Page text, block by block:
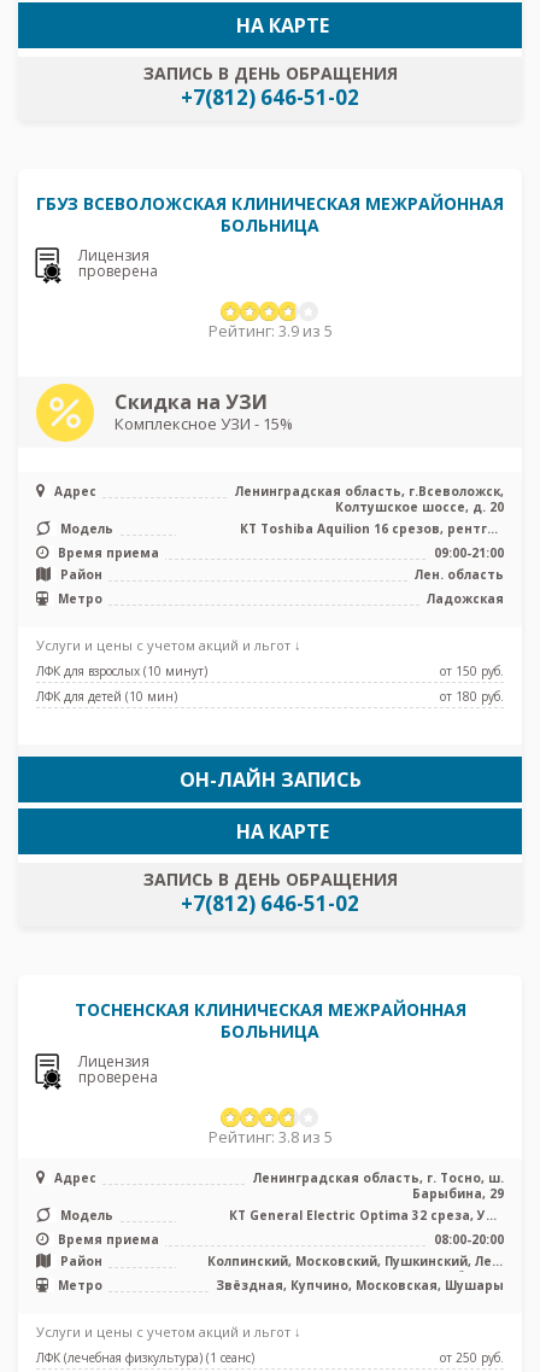
ЗАПИСЬ В ДЕНЬ ОБРАЩЕНИЯ
+7(812) 646-51-02
НА КАРТЕ
ГБУЗ ВСЕВОЛОЖСКАЯ КЛИНИЧЕСКАЯ МЕЖРАЙОННАЯ
БОЛЬНИЦА
Лицензия
проверена
Рейтинг: 3.9 из 5
Скидка на УЗИ
Комплексное УЗИ - 15%
Адрес
Ленинградская область, г.Всеволожск,
Колтушское шоссе, д. 20
Модель
КТ Toshiba Aquilion 16 срезов, рентген
аппарат
Время приема
09:00-21:00
Район
Лен. область
Метро
Ладожская
Услуги и цены с учетом акций и льгот ↓
ЛФК для взрослых (10 минут)
от 150 pуб.
ЛФК для детей (10 мин)
от 180 pуб.
ОН-ЛАЙН ЗАПИСЬ
ЗАПИСЬ В ДЕНЬ ОБРАЩЕНИЯ
+7(812) 646-51-02
НА КАРТЕ
ТОСНЕНСКАЯ КЛИНИЧЕСКАЯ МЕЖРАЙОННАЯ
БОЛЬНИЦА
Лицензия
проверена
Рейтинг: 3.8 из 5
Адрес
Ленинградская область, г. Тосно, ш.
Барыбина, 29
Модель
КТ General Electric Optima 32 среза, УЗИ
Время приема
08:00-20:00
Район
Колпинский, Московский, Пушкинский, Лен.
область
Метро Звёздная, Купчино, Московская, Шушары
Услуги и цены с учетом акций и льгот ↓
ЛФК (лечебная физкультура) (1 сеанс) от 250 pуб.